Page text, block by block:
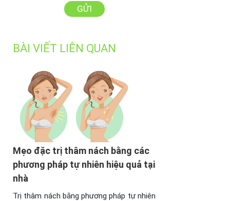
GỬI
BÀI VIẾT LIÊN QUAN
Mẹo đặc trị thâm nách bằng các
phương pháp tự nhiên hiệu quả tại
nhà
Trị thâm nách bằng phương pháp tự nhiên